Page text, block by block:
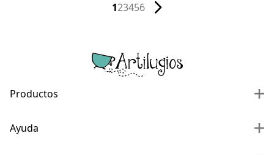
123456
Productos
Ayuda